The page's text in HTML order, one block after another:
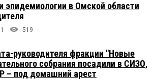
эпидемиологии в Омской области
1 519
руководителя фракции "Новые
собрания посадили в СИЗО,
– под домашний арест